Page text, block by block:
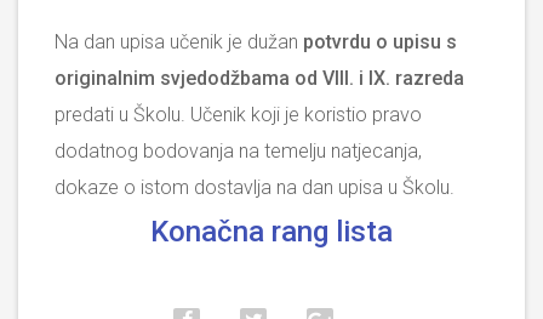
Na dan upisa učenik je dužan potvrdu o upisu s
originalnim svjedodžbama od Vlll. i lX. razreda
predati u Školu. Učenik koji je koristio pravo
dodatnog bodovanja na temelju natjecanja,
dokaze o istom dostavlja na dan upisa u Školu.
Konačna rang lista